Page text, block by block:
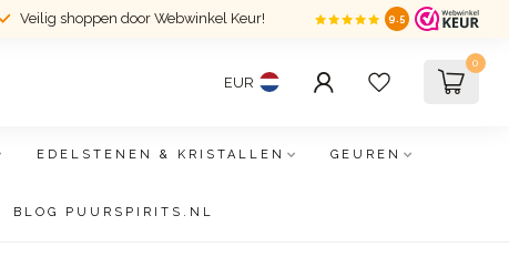
Veilig shoppen door Webwinkel Keur! 9.5
EUR
0
EDELSTENEN & KRISTALLEN GEUREN
BLOG PUURSPIRITS.NL